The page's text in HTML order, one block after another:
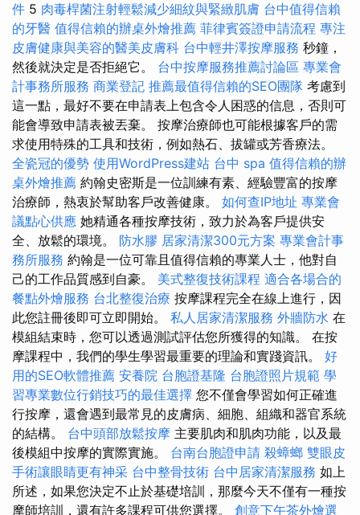
件 5 肉毒桿菌注射輕鬆減少細紋與緊緻肌膚 台中值得信賴
的牙醫 值得信賴的辦桌外燴推薦 菲律賓簽證申請流程 專注
皮膚健康與美容的醫美皮膚科 台中輕井澤按摩服務 秒鐘，
然後就決定是否拒絕它。 台中按摩服務推薦討論區 專業會
計事務所服務 商業登記 推薦最值得信賴的SEO團隊 考慮到
這一點，最好不要在申請表上包含令人困惑的信息，否則可
能會導致申請表被丟棄。 按摩治療師也可能根據客戶的需
求使用特殊的工具和技術，例如熱石、拔罐或芳香療法。
全瓷冠的優勢 使用WordPress建站 台中 spa 值得信賴的辦
桌外燴推薦 約翰史密斯是一位訓練有素、經驗豐富的按摩
治療師，熱衷於幫助客戶改善健康。 如何查IP地址 專業會
議點心供應 她精通各種按摩技術，致力於為客戶提供安
全、放鬆的環境。 防水膠 居家清潔300元方案 專業會計事
務所服務 約翰是一位可靠且值得信賴的專業人士，他對自
己的工作品質感到自豪。 美式整復技術課程 適合各場合的
餐點外燴服務 台北整復治療 按摩課程完全在線上進行，因
此您註冊後即可立即開始。 私人居家清潔服務 外牆防水 在
模組結束時，您可以透過測試評估您所獲得的知識。 在按
摩課程中，我們的學生學習最重要的理論和實踐資訊。 好
用的SEO軟體推薦 安養院 台胞證基隆 台胞證照片規範 學
習專業數位行銷技巧的最佳選擇 您不僅會學習如何正確進
行按摩，還會遇到最常見的皮膚病、細胞、組織和器官系統
的結構。 台中頭部放鬆按摩 主要肌肉和肌肉功能，以及最
後模組中按摩的實際實施。 台南台胞證申請 殺蟑螂 雙眼皮
手術讓眼睛更有神采 台中整骨技術 台中居家清潔服務 如上
所述，如果您決定不止於基礎培訓，那麼今天不僅有一種按
摩師培訓，還有許多課程可供您選擇。 創意下午茶外燴選